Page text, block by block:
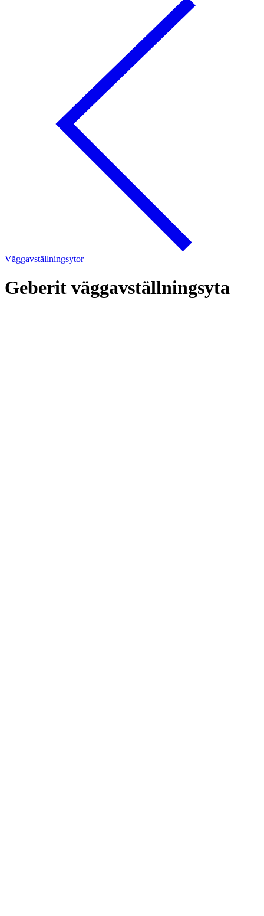
Väggavställningsytor
Geberit väggavställningsyta